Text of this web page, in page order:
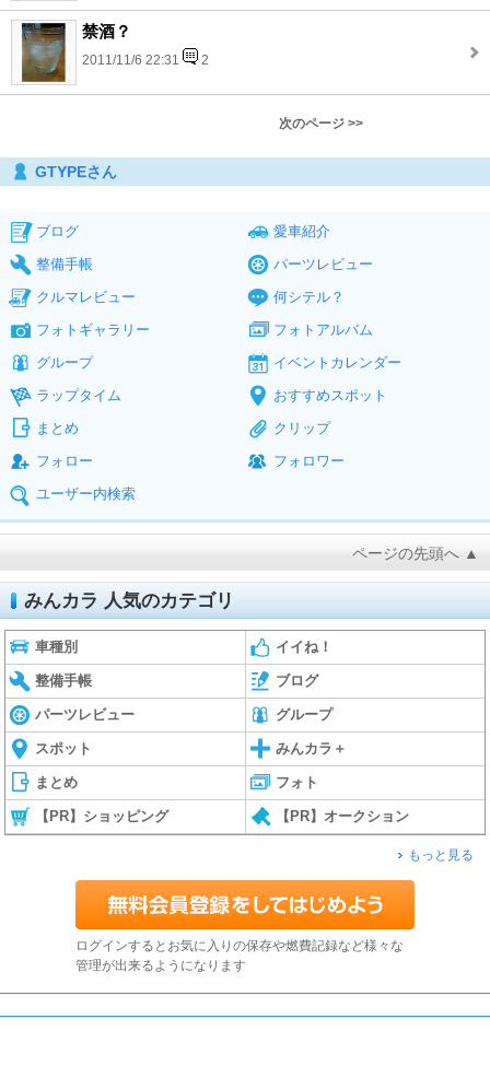
禁酒？
2011/11/6 22:31 2
次のページ >>
GTYPEさん
ブログ
愛車紹介
整備手帳
パーツレビュー
クルマレビュー
何シテル？
フォトギャラリー
フォトアルバム
グループ
イベントカレンダー
ラップタイム
おすすめスポット
まとめ
クリップ
フォロー
フォロワー
ユーザー内検索
ページの先頭へ ▲
みんカラ 人気のカテゴリ
車種別 イイね！
整備手帳 ブログ
パーツレビュー グループ
スポット みんカラ＋
まとめ フォト
【PR】ショッピング 【PR】オークション
もっと見る
ログインするとお気に入りの保存や燃費記録など様々な
管理が出来るようになります